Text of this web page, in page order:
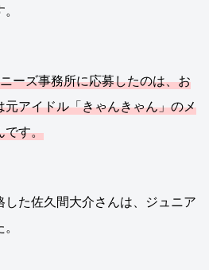
ーズ事務所に応募したのは、お
アイドル「きゃんきゃん」のメ
です。
た佐久間大介さんは、ジュニア